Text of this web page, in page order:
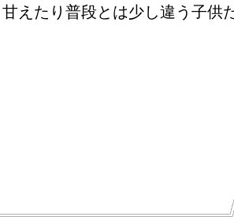
えたり普段とは少し違う子供